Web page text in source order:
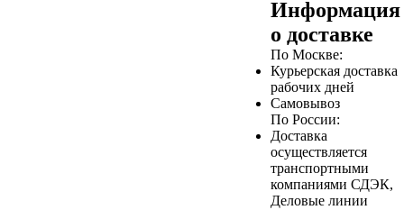
Информация
о доставке
По Москве:
Курьерская доставка
рабочих дней
Самовывоз
По России:
Доставка
осуществляется
транспортными
компаниями СДЭК,
Деловые линии